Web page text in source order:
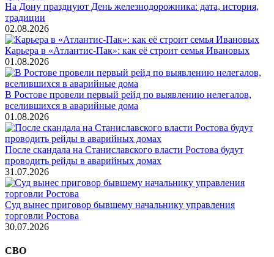
На Дону празднуют День железнодорожника: дата, история,
традиции
02.08.2026
Карьера в «Атлантис-Пак»: как её строит семья Ивановых
01.08.2026
В Ростове провели первый рейд по выявлению нелегалов,
вселившихся в аварийные дома
01.08.2026
После скандала на Станиславского власти Ростова будут
проводить рейды в аварийных домах
31.07.2026
Суд вынес приговор бывшему начальнику управления
торговли Ростова
30.07.2026
СВО